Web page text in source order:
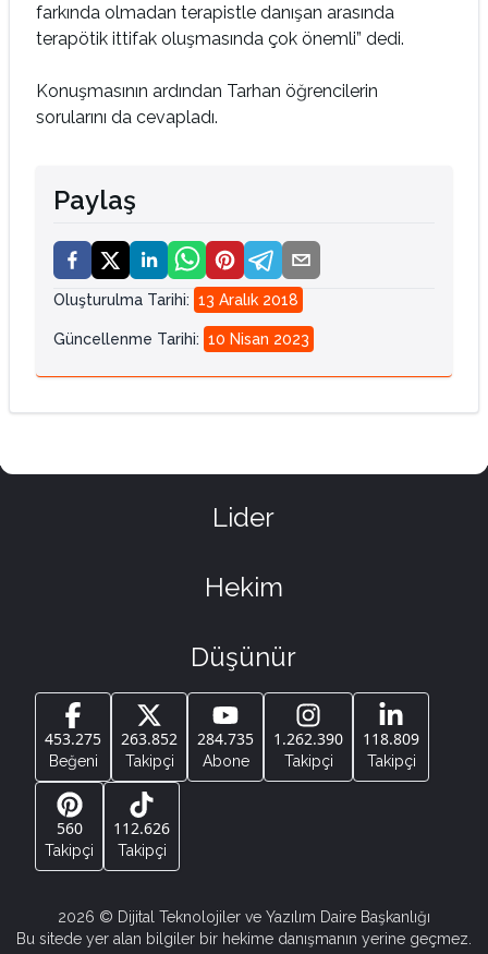
farkında olmadan terapistle danışan arasında
terapötik ittifak oluşmasında çok önemli” dedi.
Konuşmasının ardından Tarhan öğrencilerin
sorularını da cevapladı.
Paylaş
Oluşturulma Tarihi: 13 Aralık 2018
Güncellenme Tarihi: 10 Nisan 2023
Lider
Hekim
Düşünür
453.275
Beğeni
263.852
Takipçi
284.735
Abone
1.262.390
Takipçi
118.809
Takipçi
560
Takipçi
112.626
Takipçi
2026 © Dijital Teknolojiler ve Yazılım Daire Başkanlığı
Bu sitede yer alan bilgiler bir hekime danışmanın yerine geçmez.